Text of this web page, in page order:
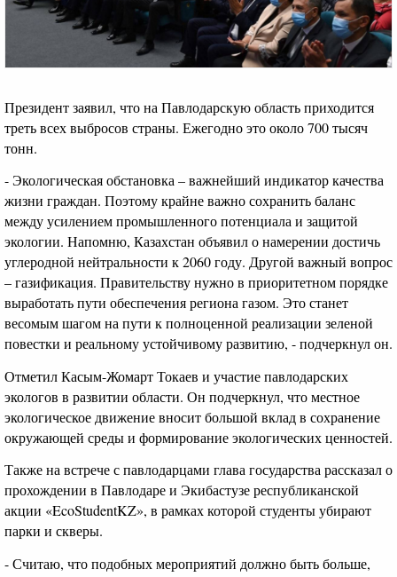
Президент заявил, что на Павлодарскую область приходится
треть всех выбросов страны. Ежегодно это около 700 тысяч
тонн.
- Экологическая обстановка – важнейший индикатор качества
жизни граждан. Поэтому крайне важно сохранить баланс
между усилением промышленного потенциала и защитой
экологии. Напомню, Казахстан объявил о намерении достичь
углеродной нейтральности к 2060 году. Другой важный вопрос
– газификация. Правительству нужно в приоритетном порядке
выработать пути обеспечения региона газом. Это станет
весомым шагом на пути к полноценной реализации зеленой
повестки и реальному устойчивому развитию, - подчеркнул он.
Отметил Касым-Жомарт Токаев и участие павлодарских
экологов в развитии области. Он подчеркнул, что местное
экологическое движение вносит большой вклад в сохранение
окружающей среды и формирование экологических ценностей.
Также на встрече с павлодарцами глава государства рассказал о
прохождении в Павлодаре и Экибастузе республиканской
акции «EcoStudentKZ», в рамках которой студенты убирают
парки и скверы.
- Считаю, что подобных мероприятий должно быть больше,